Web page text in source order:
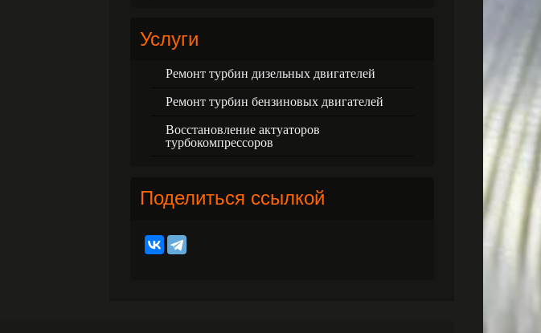
Услуги
Ремонт турбин дизельных двигателей
Ремонт турбин бензиновых двигателей
Восстановление актуаторов
турбокомпрессоров
Поделиться ссылкой